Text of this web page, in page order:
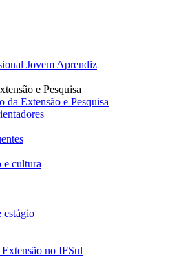
Jovem Aprendiz
e Pesquisa
da Extensão e Pesquisa
e cultura
estágio
no IFSul